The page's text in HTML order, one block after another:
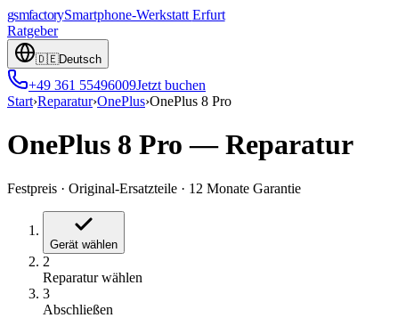
gsmfactorySmartphone-Werkstatt Erfurt
Ratgeber
🇩🇪Deutsch
+49 361 55496009Jetzt buchen
Start›Reparatur›OnePlus›OnePlus 8 Pro
OnePlus 8 Pro —Reparatur
Festpreis · Original-Ersatzteile · 12 Monate Garantie
Gerät wählen
2
Reparatur wählen
3
Abschließen